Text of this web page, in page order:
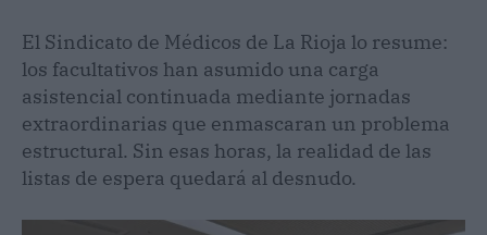
El Sindicato de Médicos de La Rioja lo resume:
los facultativos han asumido una carga
asistencial continuada mediante jornadas
extraordinarias que enmascaran un problema
estructural. Sin esas horas, la realidad de las
listas de espera quedará al desnudo.